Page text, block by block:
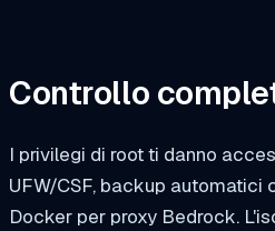
Controllo
I privilegi di root ti danno
UFW/CSF, backup automatici
Docker per proxy Bedrock.